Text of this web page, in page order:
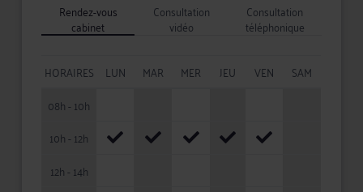
Rendez-vous
cabinet
Consultation
vidéo
Consultation
téléphonique
HORAIRES LUN MAR MER JEU VEN
SAM
08h - 10h
10h - 12h
12h - 14h